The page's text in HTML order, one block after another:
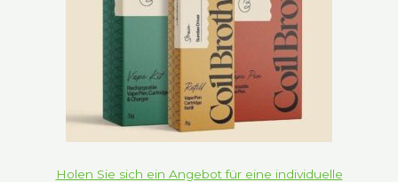
Holen Sie sich ein Angebot für eine individuelle